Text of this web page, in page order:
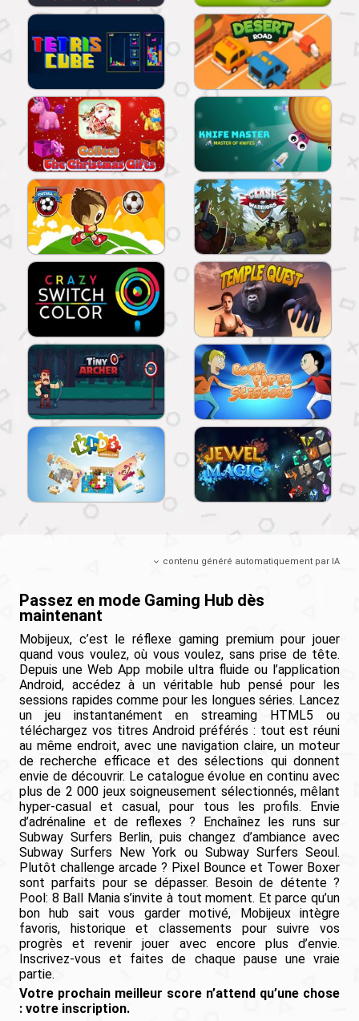
contenu généré automatiquement par IA
Passez en mode Gaming Hub dès
maintenant
Mobijeux, c’est le réflexe gaming premium pour jouer
quand vous voulez, où vous voulez, sans prise de tête.
Depuis une Web App mobile ultra fluide ou l’application
Android, accédez à un véritable hub pensé pour les
sessions rapides comme pour les longues séries. Lancez
un jeu instantanément en streaming HTML5 ou
téléchargez vos titres Android préférés : tout est réuni
au même endroit, avec une navigation claire, un moteur
de recherche efficace et des sélections qui donnent
envie de découvrir. Le catalogue évolue en continu avec
plus de 2 000 jeux soigneusement sélectionnés, mêlant
hyper-casual et casual, pour tous les profils. Envie
d’adrénaline et de reflexes ? Enchaînez les runs sur
Subway Surfers Berlin, puis changez d’ambiance avec
Subway Surfers New York ou Subway Surfers Seoul.
Plutôt challenge arcade ? Pixel Bounce et Tower Boxer
sont parfaits pour se dépasser. Besoin de détente ?
Pool: 8 Ball Mania s’invite à tout moment. Et parce qu’un
bon hub sait vous garder motivé, Mobijeux intègre
favoris, historique et classements pour suivre vos
progrès et revenir jouer avec encore plus d’envie.
Inscrivez-vous et faites de chaque pause une vraie
partie.
Votre prochain meilleur score n’attend qu’une chose
: votre inscription.